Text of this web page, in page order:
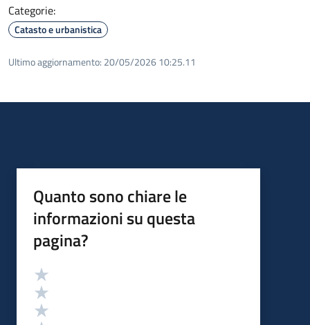
Categorie:
Catasto e urbanistica
Ultimo aggiornamento: 20/05/2026 10:25.11
Quanto sono chiare le
informazioni su questa
pagina?
Valutazione